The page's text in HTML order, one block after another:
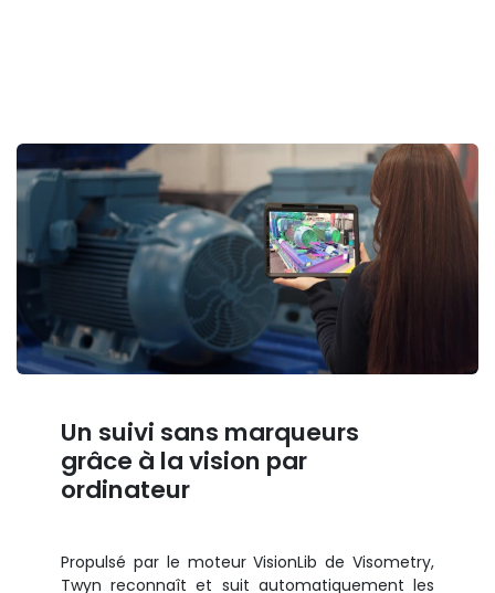
Un suivi sans marqueurs
grâce à la vision par
ordinateur
Propulsé par le moteur VisionLib de Visometry,
Twyn reconnaît et suit automatiquement les